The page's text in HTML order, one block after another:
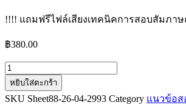
!!!! แถมฟรีไฟล์เสียงเทคนิคการสอบสัมภา
฿380.00
จำนวน
แนว
ข้อสอบ
หยิบใส่ตะกร้า
SKU Sheet88-26-04-2993 Category แนวข้อส